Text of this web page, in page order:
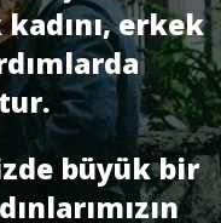
erkek
büyük bir